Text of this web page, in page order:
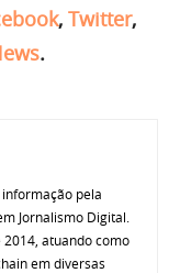
, Twitter,
.
pela
Jornalismo Digital.
2014, atuando como
em diversas